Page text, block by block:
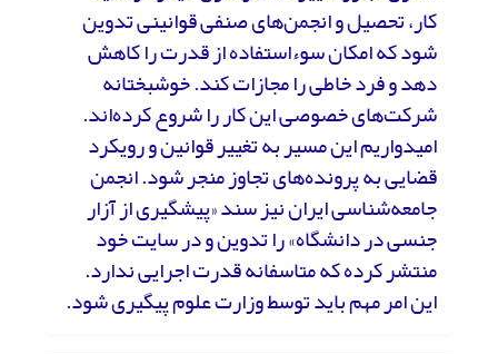
کار، تحصیل و انجمن‌های صنفی قوانینی تدوین
شود که امکان سوءاستفاده از قدرت را کاهش
دهد و فرد خاطی را مجازات کند. خوشبختانه
شرکت‌های خصوصی این کار را شروع کرده‌اند.
امیدواریم این مسیر به تغییر قوانین و رویکرد
قضایی به پرونده‌های تجاوز منجر شود. انجمن
جامعه‌شناسی ایران نیز سند «پیشگیری از آزار
جنسی در دانشگاه» را تدوین و در سایت خود
منتشر کرده که متاسفانه قدرت اجرایی ندارد.
این امر مهم باید توسط وزارت علوم پیگیری شود.